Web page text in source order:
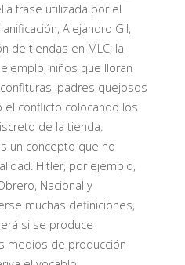
frase utilizada por el
Alejandro Gil,
de tiendas en MLC; la
niños que lloran
padres quejosos
conflicto colocando los
de la tienda.
un concepto que no
Hitler, por ejemplo,
Nacional y
muchas definiciones,
si se produce
medios de producción